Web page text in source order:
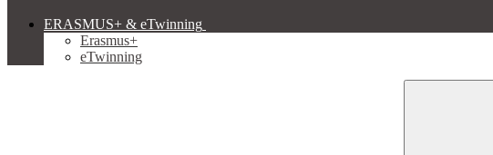
ERASMUS+ & eTwinning
Erasmus+
eTwinning